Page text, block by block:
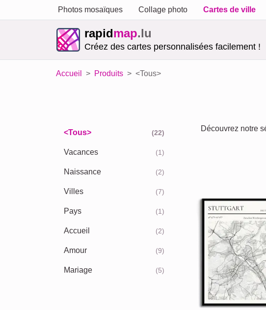
Photos mosaïques Collage photo Cartes de ville
rapidmap.lu
Créez des cartes personnalisées facilement !
Accueil Produits <Tous>
<Tous> (22)
Vacances (1)
Naissance (2)
Villes (7)
Pays (1)
Accueil (2)
Amour (9)
Mariage (5)
Découvrez notre